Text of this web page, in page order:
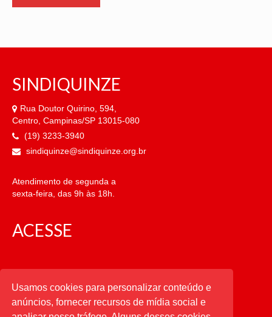
SINDIQUINZE
Rua Doutor Quirino, 594,
Centro, Campinas/SP 13015-080
(19) 3233-3940
sindiquinze@sindiquinze.org.br
Atendimento de segunda a
sexta-feira, das 9h às 18h.
ACESSE
CATEGORIAS
CATEGORIAS
Usamos cookies para personalizar conteúdo e
anúncios, fornecer recursos de mídia social e